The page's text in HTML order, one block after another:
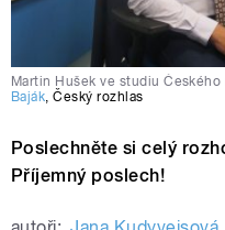
Martin Hušek ve studiu Českého
Baják,Český rozhlas
Poslechněte si celý
Příjemný poslech!